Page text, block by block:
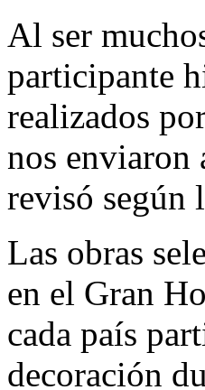
Al ser
participante
realizados
nos enviaron
revisó según
Las obras
en el Gran
cada país
decoración